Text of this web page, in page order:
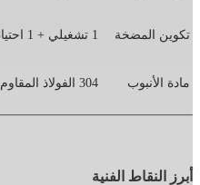
تكوين المضخة 1 تشغيلي + 1 احتياطي
مادة الأنبوب 304 الفولاذ المقاوم للصدأ
أبرز النقاط الفنية